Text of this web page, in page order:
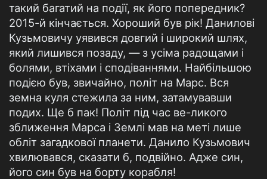
такий багатий на події, як його попередник?
2015-й кінчається. Хороший був рік! Данилові
Кузьмовичу уявився довгий і широкий шлях,
який лишився позаду, — з усіма радощами і
болями, втіхами і сподіваннями. Найбільшою
подією був, звичайно, політ на Марс. Вся
земна куля стежила за ним, затамувавши
подих. Ще б пак! Політ під час ве-ликого
зближення Марса і Землі мав на меті лише
обліт загадкової планети. Данило Кузьмович
хвилювався, сказати б, подвійно. Адже син,
його син був на борту корабля!